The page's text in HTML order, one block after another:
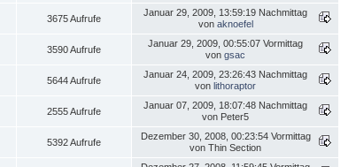
3675 Aufrufe
Januar 29, 2009, 13:59:19 Nachmittag
von aknoefel
3590 Aufrufe
Januar 29, 2009, 00:55:07 Vormittag
von gsac
5644 Aufrufe
Januar 24, 2009, 23:26:43 Nachmittag
von lithoraptor
2555 Aufrufe
Januar 07, 2009, 18:07:48 Nachmittag
von Peter5
5392 Aufrufe
Dezember 30, 2008, 00:23:54 Vormittag
von Thin Section